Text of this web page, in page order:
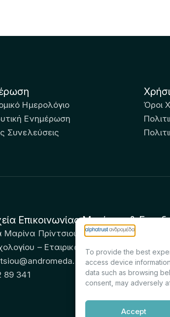
To provide the best
access device
data such as browsing
consent, may adversely
Accept
Ημερολόγιο
Ενημέρωση
Συνελεύσεις
Όροι
Επικοινωνίας Μετόχων &
Μαρίνα Πρίντσιου – Corporate
– Εταιρικών Ανακοινώσεων
89 341